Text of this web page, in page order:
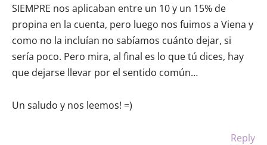
SIEMPRE nos aplicaban entre un 10 y un 15% de
propina en la cuenta, pero luego nos fuimos a Viena y
como no la incluían no sabíamos cuánto dejar, si
sería poco. Pero mira, al final es lo que tú dices, hay
que dejarse llevar por el sentido común…
Un saludo y nos leemos! =)
Reply